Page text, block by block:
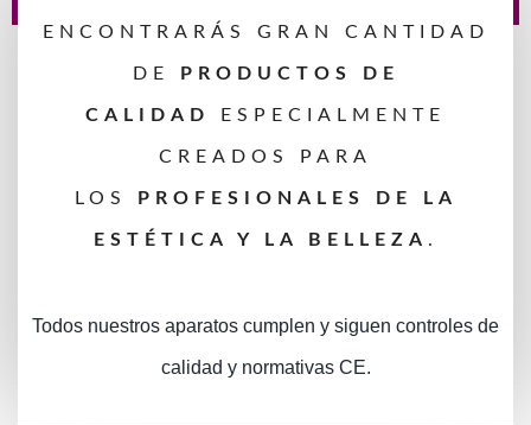
ENCONTRARÁS GRAN CANTIDAD
DE PRODUCTOS DE
CALIDAD ESPECIALMENTE
CREADOS PARA
LOS PROFESIONALES DE LA
ESTÉTICA Y LA BELLEZA .
Todos nuestros aparatos cumplen y siguen controles de
calidad y normativas CE.